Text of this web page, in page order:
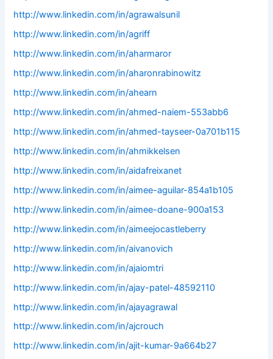
http://www.linkedin.com/in/agrawalsunil
http://www.linkedin.com/in/agriff
http://www.linkedin.com/in/aharmaror
http://www.linkedin.com/in/aharonrabinowitz
http://www.linkedin.com/in/ahearn
http://www.linkedin.com/in/ahmed-naiem-553abb6
http://www.linkedin.com/in/ahmed-tayseer-0a701b115
http://www.linkedin.com/in/ahmikkelsen
http://www.linkedin.com/in/aidafreixanet
http://www.linkedin.com/in/aimee-aguilar-854a1b105
http://www.linkedin.com/in/aimee-doane-900a153
http://www.linkedin.com/in/aimeejocastleberry
http://www.linkedin.com/in/aivanovich
http://www.linkedin.com/in/ajaiomtri
http://www.linkedin.com/in/ajay-patel-48592110
http://www.linkedin.com/in/ajayagrawal
http://www.linkedin.com/in/ajcrouch
http://www.linkedin.com/in/ajit-kumar-9a664b27